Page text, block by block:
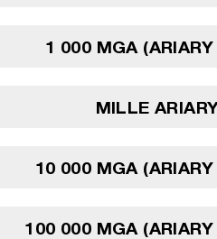
1 000 MGA
MILLE
10 000 MGA
100 000 MGA